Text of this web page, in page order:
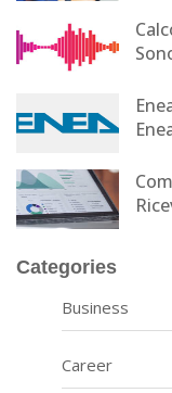
Categories
Business
Career